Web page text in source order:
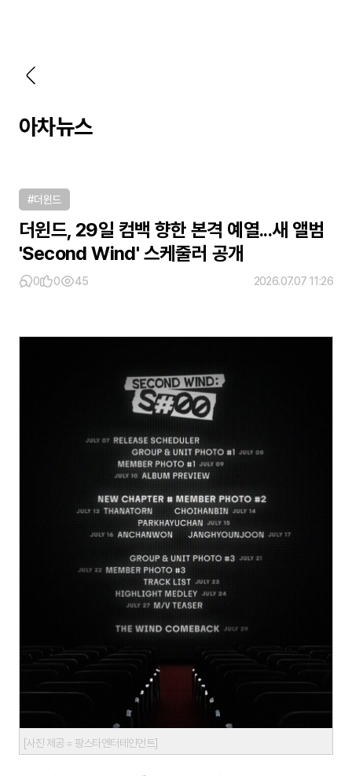
아차뉴스
#더윈드
더윈드, 29일 컴백 향한 본격 예열...새 앨범
'Second Wind' 스케줄러 공개
0 0 45 2026.07.07 11:26
[사진 제공 = 팡스타엔터테인먼트]